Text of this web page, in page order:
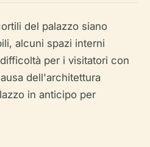
del palazzo siano
alcuni spazi interni
per i visitatori con
dell'architettura
in anticipo per